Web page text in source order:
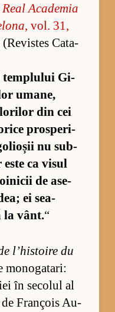
Aca­de­mia
, vol. 31,
Ca­ta­
tem­plu­lui Gi-
uma­ne,
din cei
pros­pe­ri­
nu sub­
ca vi­sul
de ase­
ei sea­
la vânt.“
l’his­to­ire du
mo­no­ga­ta­ri:
în se­co­lul al
de François Au­